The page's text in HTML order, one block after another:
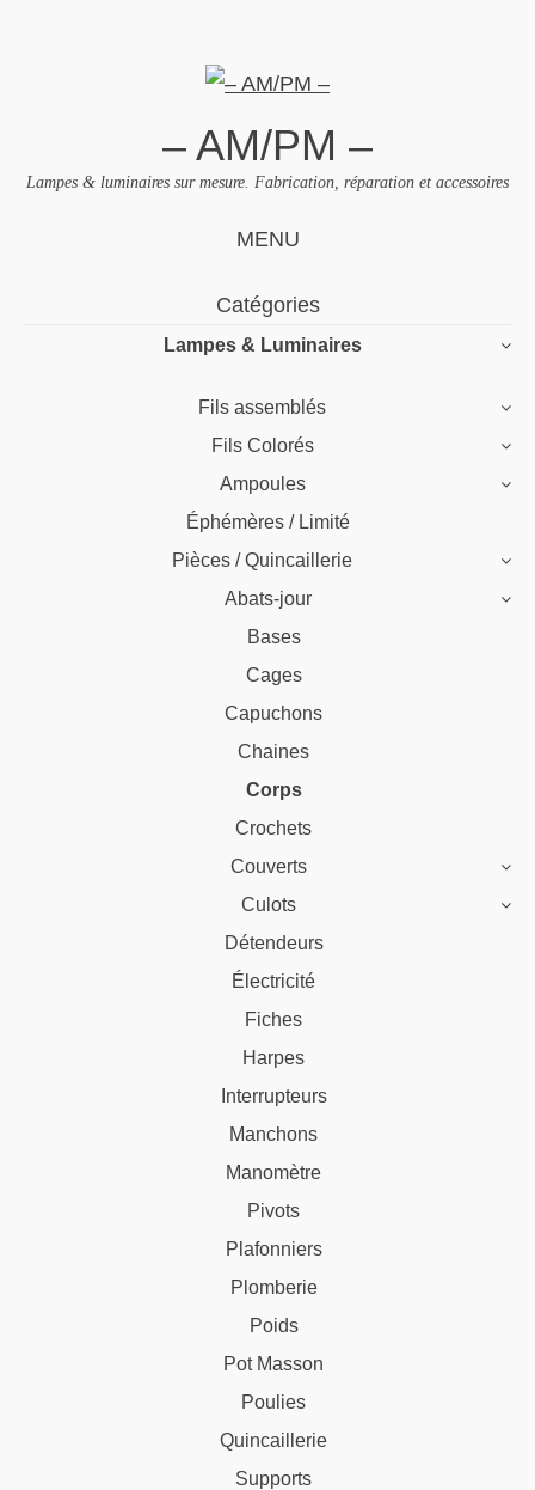
– AM/PM –
Lampes & luminaires sur mesure. Fabrication, réparation et accessoires
MENU
Catégories
Lampes & Luminaires
Fils assemblés
Fils Colorés
Ampoules
Éphémères / Limité
Pièces / Quincaillerie
Abats-jour
Bases
Cages
Capuchons
Chaines
Corps
Crochets
Couverts
Culots
Détendeurs
Électricité
Fiches
Harpes
Interrupteurs
Manchons
Manomètre
Pivots
Plafonniers
Plomberie
Poids
Pot Masson
Poulies
Quincaillerie
Supports